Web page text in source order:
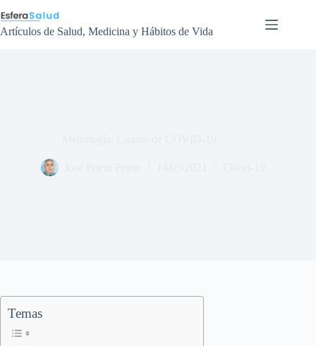
al
contenido
Artículos de Salud, Medicina y Hábitos de Vida
Temas